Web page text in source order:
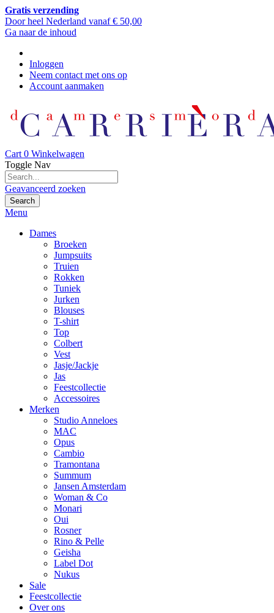
Gratis verzending
Door heel Nederland vanaf € 50,00
Ga naar de inhoud
Inloggen
Neem contact met ons op
Account aanmaken
Cart 0 Winkelwagen
Toggle Nav
Geavanceerd zoeken
Search
Menu
Dames
Broeken
Jumpsuits
Truien
Rokken
Tuniek
Jurken
Blouses
T-shirt
Top
Colbert
Vest
Jasje/Jackje
Jas
Feestcollectie
Accessoires
Merken
Studio Anneloes
MAC
Opus
Cambio
Tramontana
Summum
Jansen Amsterdam
Woman & Co
Monari
Oui
Rosner
Rino & Pelle
Geisha
Label Dot
Nukus
Sale
Feestcollectie
Over ons